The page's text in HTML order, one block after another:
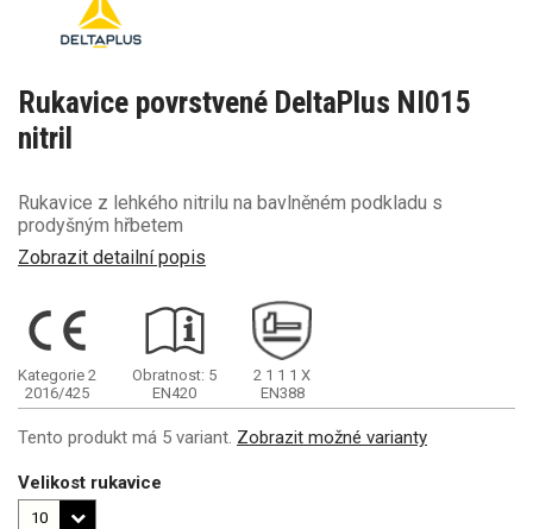
Rukavice povrstvené DeltaPlus NI015
nitril
Rukavice z lehkého nitrilu na bavlněném podkladu s
prodyšným hřbetem
Zobrazit detailní popis
Kategorie 2
2016/425
Obratnost: 5
EN420
2 1 1 1 X
EN388
Tento produkt má 5 variant. Zobrazit možné varianty
Velikost rukavice